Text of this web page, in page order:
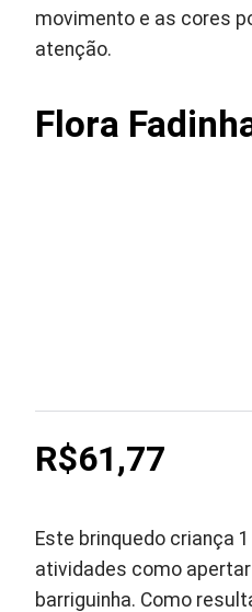
movimento e as cores
atenção.
Flora
R$61,77
Este brinquedo criança
atividades como
barriguinha. Como